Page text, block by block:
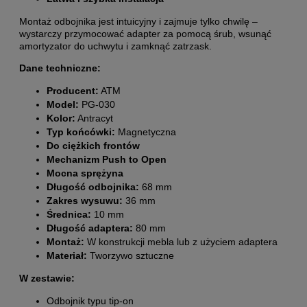
Montaż odbojnika jest intuicyjny i zajmuje tylko chwilę –
wystarczy przymocować adapter za pomocą śrub, wsunąć
amortyzator do uchwytu i zamknąć zatrzask.
Dane techniczne:
Producent: ATM
Model: PG-030
Kolor: Antracyt
Typ końcówki: Magnetyczna
Do ciężkich frontów
Mechanizm Push to Open
Mocna sprężyna
Długość odbojnika: 68 mm
Zakres wysuwu: 36 mm
Średnica: 10 mm
Długość adaptera: 80 mm
Montaż: W konstrukcji mebla lub z użyciem adaptera
Materiał: Tworzywo sztuczne
W zestawie:
Odbojnik typu tip-on